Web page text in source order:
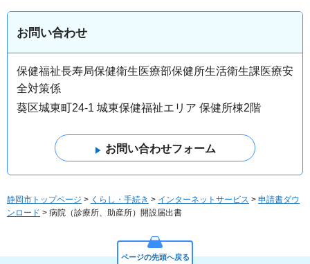
お問い合わせ
保健福祉長寿局保健衛生医療部保健所生活衛生課医療安
全対策係
葵区城東町24-1 城東保健福祉エリア 保健所棟2階
静岡市トップページ > くらし・手続き > インターネットサービス > 申請書ダウ
ンロード > 病院（診療所、助産所）開設届出書
ページの先頭へ戻る